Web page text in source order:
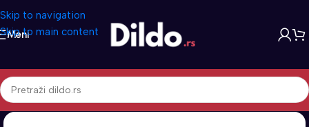
Skip to navigation
Skip to main content
Meni